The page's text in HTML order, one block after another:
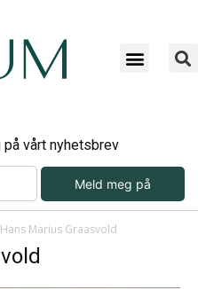
vårt nyhetsbrev
Meld meg på
Hans Marius Graasvold